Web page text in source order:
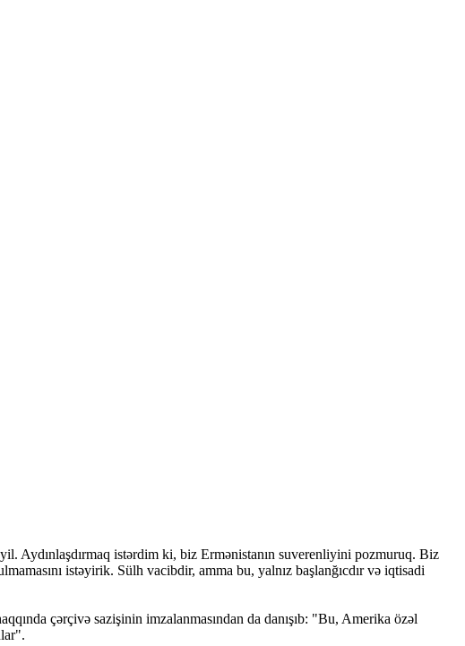
Aydınlaşdırmaq istərdim ki, biz Ermənistanın suverenliyini pozmuruq. Biz
istəyirik. Sülh vacibdir, amma bu, yalnız başlanğıcdır və iqtisadi
çərçivə sazişinin imzalanmasından da danışıb: "Bu, Amerika özəl